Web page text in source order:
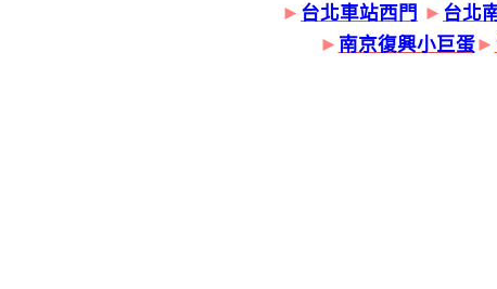
► 台北車站西門 ► 台北
► 南京復興小巨蛋►